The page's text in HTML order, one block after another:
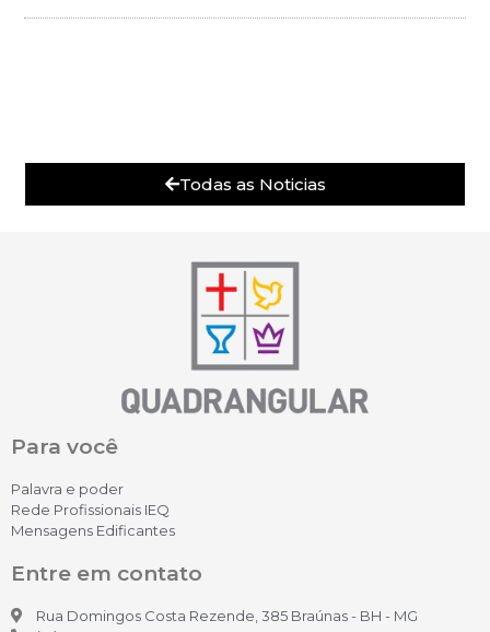
Todas as Noticias
Para você
Palavra e poder
Rede Profissionais IEQ
Mensagens Edificantes
Entre em contato
Rua Domingos Costa Rezende, 385 Braúnas - BH - MG